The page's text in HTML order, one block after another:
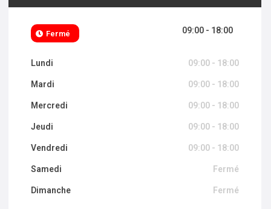
Fermé 09:00 - 18:00
Lundi 09:00 - 18:00
Mardi 09:00 - 18:00
Mercredi 09:00 - 18:00
Jeudi 09:00 - 18:00
Vendredi 09:00 - 18:00
Samedi Fermé
Dimanche Fermé